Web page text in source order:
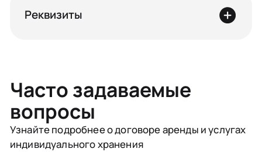
Реквизиты
Часто задаваемые
вопросы
Узнайте подробнее о договоре аренды и услугах
индивидуального хранения